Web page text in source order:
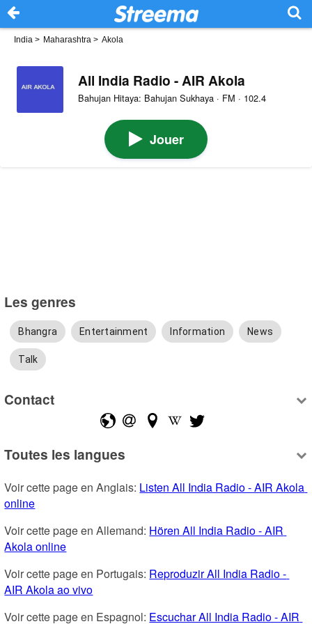
India > Maharashtra > Akola
All India Radio - AIR Akola
Bahujan Hitaya: Bahujan Sukhaya · FM · 102.4
Jouer
Les genres
Bhangra Entertainment Information News
Talk
Contact
Toutes les langues
Voir cette page en Anglais: Listen All India Radio - AIR Akola
online
Voir cette page en Allemand: Hören All India Radio - AIR
Akola online
Voir cette page en Portugais: Reproduzir All India Radio -
AIR Akola ao vivo
Voir cette page en Espagnol: Escuchar All India Radio - AIR